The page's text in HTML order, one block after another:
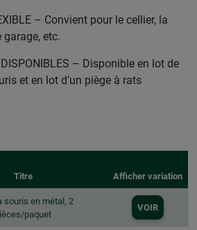
– Convient pour le cellier, la
garage, etc.
DISPONIBLES – Disponible en lot de
et en lot d’un piège à rats
Titre Afficher variation
souris en métal, 2
paquet
VOIR